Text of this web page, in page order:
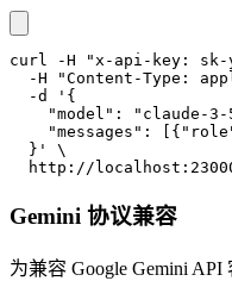
curl -H "x-api-key: sk-
-H "Content-Type:
  -d '{
"model": "claude-3-
"messages":
  }' \
http://
Gemini 协议兼容
为兼容 Google Gemini API